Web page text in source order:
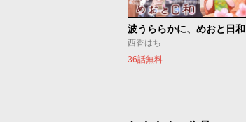
波うららかに、めおと日和
西香はち
36話無料